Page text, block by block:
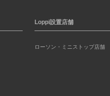
Loppi設置店舗
ローソン・ミニストップ店舗